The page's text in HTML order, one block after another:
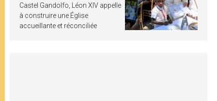
Castel Gandolfo, Léon XIV appelle
à construire une Église
accueillante et réconciliée